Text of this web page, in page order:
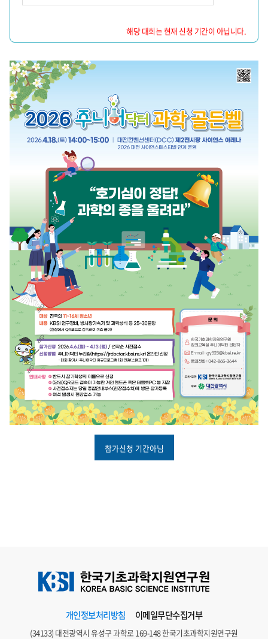
해당 대회는 현재 신청 기간이 아닙니다.
참가신청 기간아님
개인정보처리방침 이메일무단수집거부
(34133) 대전광역시 유성구 과학로 169-148 한국기초과학지원연구원